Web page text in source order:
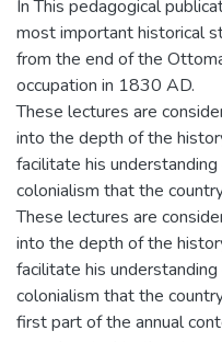
In This pedagogical
most important historical
from the end of the
occupation in 1830 AD.
These lectures are
into the depth of the
facilitate his
colonialism that the
These lectures are
into the depth of the
facilitate his
colonialism that the
first part of the annual